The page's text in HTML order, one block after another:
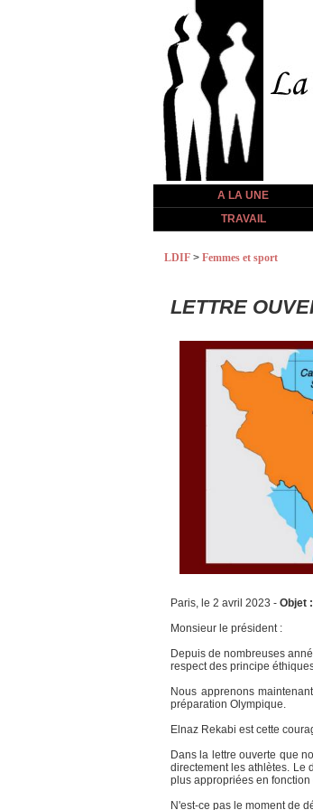
A LA UNE
TRAVAIL
LDIF > Femmes et sport
LETTRE
Paris, le 2 avril 2023 - Objet :
Monsieur le président :
Depuis de nombreuses
respect des principe
Nous apprenons
préparation Olympique.
Elnaz Rekabi est cette
Dans la lettre ouverte que
directement les athlètes. Le
plus appropriées en fonction
N'est-ce pas le moment de